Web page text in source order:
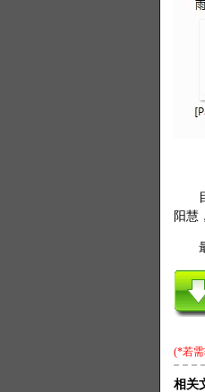
《
目
阳慧
最
(*若
相关